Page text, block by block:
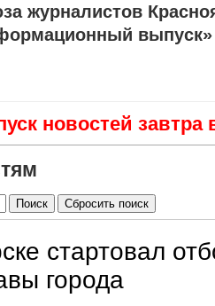
журналистов
выпуск»
новостей завтра
стартовал
города